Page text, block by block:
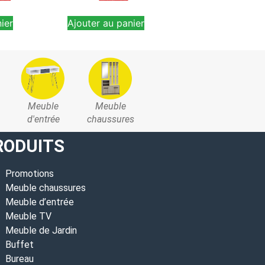
Ajouter au panier
Meuble
d'entrée
Meuble
chaussures
Promotions
Meuble chaussures
Meuble d’entrée
Meuble TV
Meuble de Jardin
Buffet
Bureau